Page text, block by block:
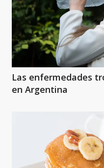
Las enfermedades
en Argentina